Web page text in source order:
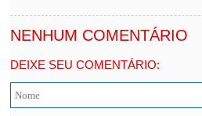
NENHUM COMENTÁRIO
DEIXE SEU COMENTÁRIO: